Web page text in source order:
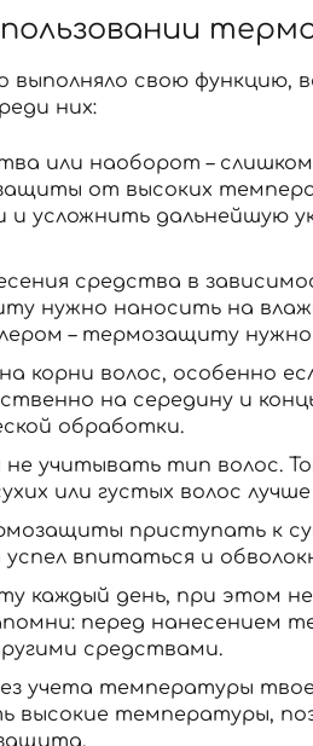
свою функцию,
них:
или наоборот –
от высоких
усложнить дальнейшую
средства в
нужно наносить на
– термозащиту
корни волос, особенно
на середину и
обработки.
учитывать тип волос.
или густых волос
приступать к
впитаться и
каждый день, при этом
перед
средствами.
учета температуры
высокие температуры,